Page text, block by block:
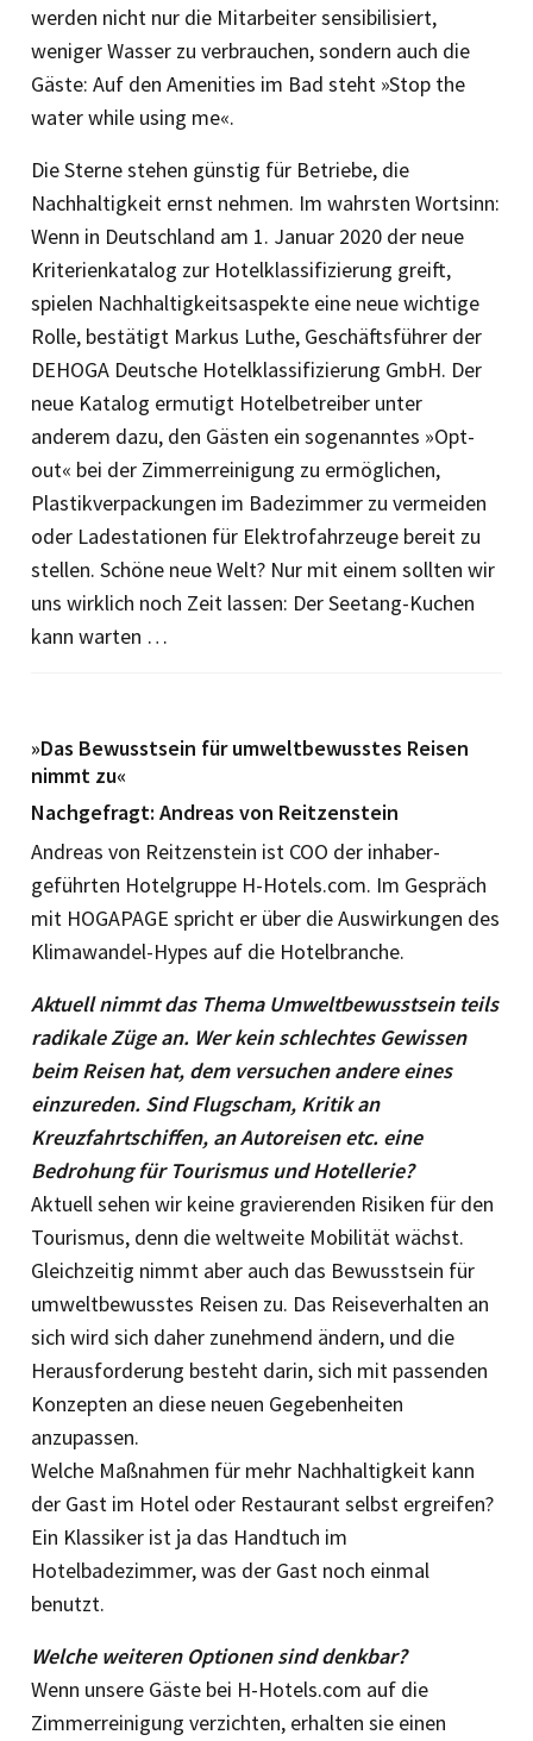
werden nicht nur die Mitarbeiter sensibilisiert,
weniger Wasser zu verbrauchen, sondern auch die
Gäste: Auf den Amenities im Bad steht »Stop the
water while using me«.
Die Sterne stehen günstig für Betriebe, die
Nachhaltigkeit ernst nehmen. Im wahrsten Wortsinn:
Wenn in Deutschland am 1. Januar 2020 der neue
Kriterienkatalog zur Hotelklassifizierung greift,
spielen Nachhaltigkeitsaspekte eine neue wichtige
Rolle, bestätigt Markus Luthe, Geschäftsführer der
DEHOGA Deutsche Hotelklassifizierung GmbH. Der
neue Katalog ermutigt Hotelbetreiber unter
anderem dazu, den Gästen ein sogenanntes »Opt-
out« bei der Zimmerreinigung zu ermöglichen,
Plastikverpackungen im Badezimmer zu vermeiden
oder Ladestationen für Elektrofahrzeuge bereit zu
stellen. Schöne neue Welt? Nur mit einem sollten wir
uns wirklich noch Zeit lassen: Der Seetang-Kuchen
kann warten …
»Das Bewusstsein für umweltbewusstes Reisen
nimmt zu«
Nachgefragt: Andreas von Reitzenstein
Andreas von Reitzenstein ist COO der inhaber­
geführten Hotelgruppe H-Hotels.com. Im Gespräch
mit HOGAPAGE spricht er über die Auswirkungen des
Klimawandel-Hypes auf die Hotelbranche.
Aktuell nimmt das Thema Umweltbewusstsein teils
radikale Züge an. Wer kein schlechtes Gewissen
beim Reisen hat, dem versuchen andere eines
einzureden. Sind Flugscham, Kritik an
Kreuzfahrtschiffen, an Autoreisen etc. eine
Bedrohung für Tourismus und Hotellerie?
Aktuell sehen wir keine gravierenden Risiken für den
Tourismus, denn die weltweite Mobilität wächst.
Gleichzeitig nimmt aber auch das Bewusstsein für
umweltbewusstes Reisen zu. Das Reiseverhalten an
sich wird sich daher zunehmend ändern, und die
Herausforderung besteht darin, sich mit passenden
Konzepten an diese neuen Gegebenheiten
anzupassen.
Welche Maßnahmen für mehr Nachhaltigkeit kann
der Gast im Hotel oder Restaurant selbst ergreifen?
Ein Klassiker ist ja das Handtuch im
Hotelbadezimmer, was der Gast noch einmal
benutzt.
Welche weiteren Optionen sind denkbar?
Wenn unsere Gäste bei H-Hotels.com auf die
Zimmerreinigung verzichten, erhalten sie einen